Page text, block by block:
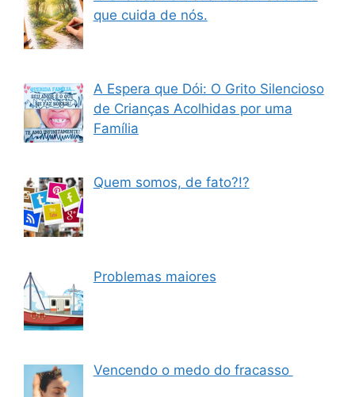
que cuida de nós.
A Espera que Dói: O Grito Silencioso
de Crianças Acolhidas por uma
Família
Quem somos, de fato?!?
Problemas maiores
Vencendo o medo do fracasso